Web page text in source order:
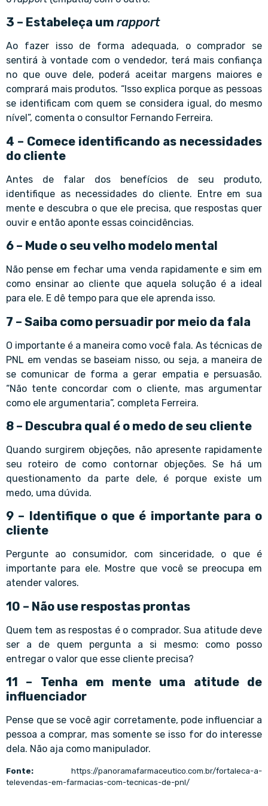
3 – Estabeleça um rapport
Ao fazer isso de forma adequada, o comprador se
sentirá à vontade com o vendedor, terá mais confiança
no que ouve dele, poderá aceitar margens maiores e
comprará mais produtos. “Isso explica porque as pessoas
se identificam com quem se considera igual, do mesmo
nível”, comenta o consultor Fernando Ferreira.
4 – Comece identificando as necessidades
do cliente
Antes de falar dos benefícios de seu produto,
identifique as necessidades do cliente. Entre em sua
mente e descubra o que ele precisa, que respostas quer
ouvir e então aponte essas coincidências.
6 – Mude o seu velho modelo mental
Não pense em fechar uma venda rapidamente e sim em
como ensinar ao cliente que aquela solução é a ideal
para ele. E dê tempo para que ele aprenda isso.
7 – Saiba como persuadir por meio da fala
O importante é a maneira como você fala. As técnicas de
PNL em vendas se baseiam nisso, ou seja, a maneira de
se comunicar de forma a gerar empatia e persuasão.
“Não tente concordar com o cliente, mas argumentar
como ele argumentaria”, completa Ferreira.
8 – Descubra qual é o medo de seu cliente
Quando surgirem objeções, não apresente rapidamente
seu roteiro de como contornar objeções. Se há um
questionamento da parte dele, é porque existe um
medo, uma dúvida.
9 – Identifique o que é importante para o
cliente
Pergunte ao consumidor, com sinceridade, o que é
importante para ele. Mostre que você se preocupa em
atender valores.
10 – Não use respostas prontas
Quem tem as respostas é o comprador. Sua atitude deve
ser a de quem pergunta a si mesmo: como posso
entregar o valor que esse cliente precisa?
11 – Tenha em mente uma atitude de
influenciador
Pense que se você agir corretamente, pode influenciar a
pessoa a comprar, mas somente se isso for do interesse
dela. Não aja como manipulador.
Fonte: https://panoramafarmaceutico.com.br/fortaleca-a-
televendas-em-farmacias-com-tecnicas-de-pnl/